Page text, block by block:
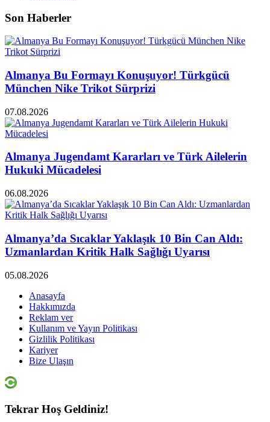
Son Haberler
Almanya Bu Formayı Konuşuyor! Türkgücü
München Nike Trikot Sürprizi
07.08.2026
Almanya Jugendamt Kararları ve Türk Ailelerin
Hukuki Mücadelesi
06.08.2026
Almanya’da Sıcaklar Yaklaşık 10 Bin Can Aldı:
Uzmanlardan Kritik Halk Sağlığı Uyarısı
05.08.2026
Anasayfa
Hakkımızda
Reklam ver
Kullanım ve Yayın Politikası
Gizlilik Politikası
Kariyer
Bize Ulaşın
Tekrar Hoş Geldiniz!